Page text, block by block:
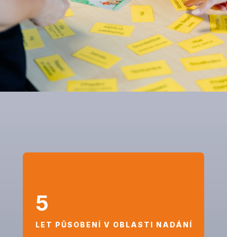
5
LET PŮSOBENÍ V OBLASTI NADÁNÍ